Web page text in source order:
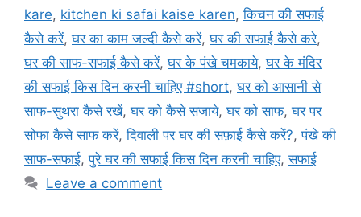
kare, kitchen ki safai kaise karen,किचन की सफाई
कैसे करें,घर का काम जल्दी कैसे करें,घर की सफाई कैसे करे,
घर की साफ-सफाई कैसे करें,घर के पंखे चमकाये,घर के मंदिर
की सफाई किस दिन करनी चाहिए #short,घर को आसानी से
साफ-सुथरा कैसे रखें,घर को कैसे सजाये,घर को साफ,घर पर
सोफा कैसे साफ करें,दिवाली पर घर की सफ़ाई कैसे करें?,पंखे की
साफ-सफाई,पुरे घर की सफाई किस दिन करनी चाहिए,सफाई
Leave a comment